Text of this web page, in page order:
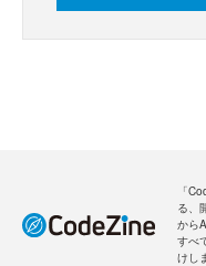
「
る、
から
すべ
けし